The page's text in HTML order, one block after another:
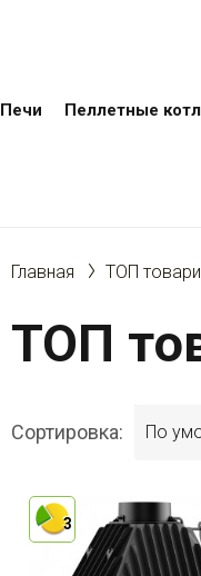
Печи Пеллетные
Главная ТОП товари
ТОП
Сортировка: По
3